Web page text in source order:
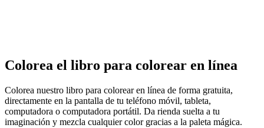
Colorea el libro para colorear en línea
Colorea nuestro libro para colorear en línea de forma gratuita,
directamente en la pantalla de tu teléfono móvil, tableta,
computadora o computadora portátil. Da rienda suelta a tu
imaginación y mezcla cualquier color gracias a la paleta mágica.